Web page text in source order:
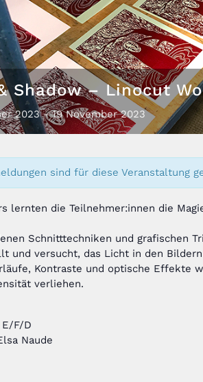
Shadow – Linocut
2023 -19 November 2023
sind für diese Veranstaltung
lernten die Teilnehmer:innen die
Schnitttechniken und grafischen
und versucht, das Licht in den
Kontraste und optische Effekte
verliehen.
E/F/D
Naude